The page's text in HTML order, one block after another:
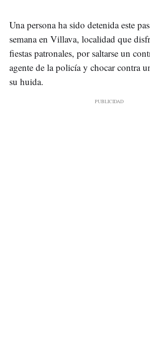
Una persona ha sido detenida este
semana en Villava, localidad que
fiestas patronales, por saltarse un
agente de la policía y chocar contra
su huida.